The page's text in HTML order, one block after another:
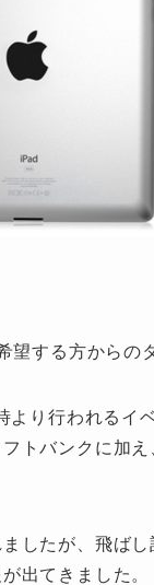
望する方からの
り行われるイ
トバンクに加
したが、飛ば
出てきました。